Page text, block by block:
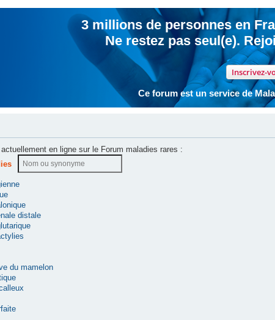
3 millions de personnes en
Ne restez pas seul(e).
Inscrivez-
Ce forum est un service de
en ligne sur le Forum maladies rares :
distale
du mamelon